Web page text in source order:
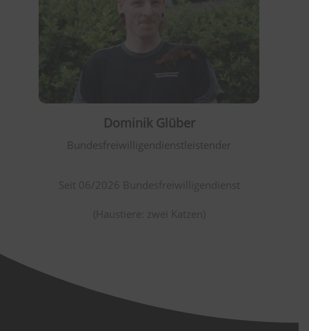
Dominik Glüber
Bundesfreiwilligendienstleistender
Seit 06/2026 Bundesfreiwilligendienst
(Haustiere: zwei Katzen)